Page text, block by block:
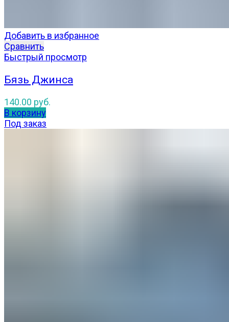
Добавить в избранное
Сравнить
Быстрый просмотр
Бязь Джинса
140.00 руб.
В корзину
Под заказ